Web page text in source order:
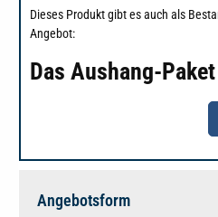
Dieses Produkt gibt es auch als
Angebot:
Das Aushang-Paket
Angebotsform